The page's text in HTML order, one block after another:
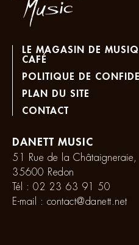
LE MAGASIN DE
CAFÉ
POLITIQUE DE
PLAN DU SITE
CONTACT
DANETT MUSIC
51 Rue de la Châtaigneraie,
35600 Redon
Tél : 02 23 63 91 50
E-mail : contact@danett.net